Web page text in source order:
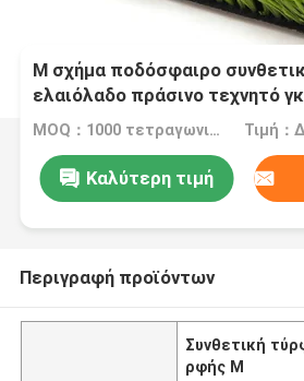
M σχήμα ποδόσφαιρο
ελαιόλαδο πράσινο τεχνητό
ποδόσφαιρο πεδίο
MOQ：1000 τετραγωνικά μέτρα
Καλύτερη τιμή
Περιγραφή προϊόντων
Συνθετική
ρφής Μ